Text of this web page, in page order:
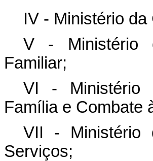
IV - Ministério
V - Ministério
Familiar;
VI - Ministério
Família e Combate
VII - Ministério
Serviços;